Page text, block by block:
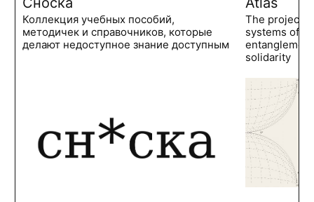
Коллекция учебных пособий,
методичек и справочников, которые
делают недоступное знание доступным
The project
systems of
solidarity